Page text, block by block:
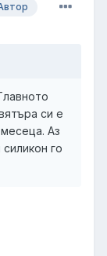
си е
Аз
го